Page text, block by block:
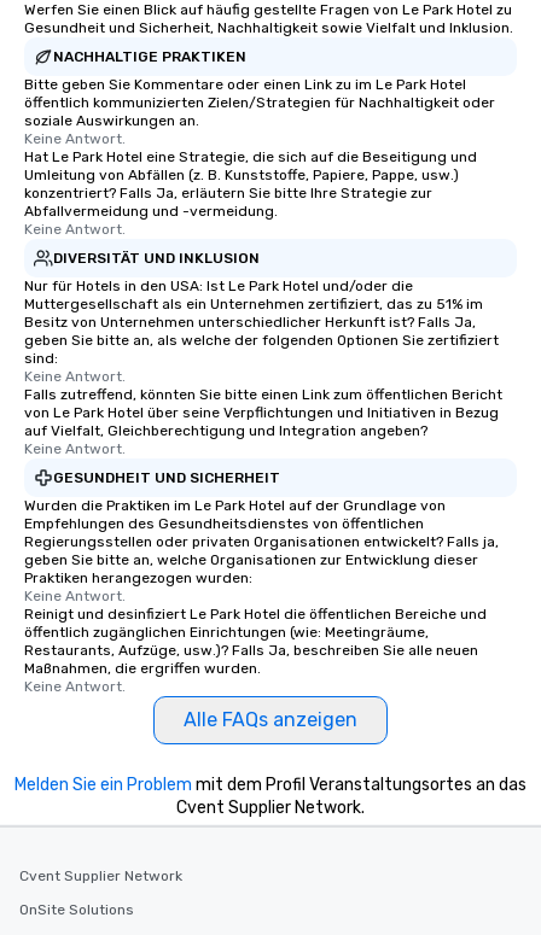
Werfen Sie einen Blick auf häufig gestellte Fragen von Le Park Hotel zu
Gesundheit und Sicherheit, Nachhaltigkeit sowie Vielfalt und Inklusion.
NACHHALTIGE PRAKTIKEN
Bitte geben Sie Kommentare oder einen Link zu im Le Park Hotel
öffentlich kommunizierten Zielen/Strategien für Nachhaltigkeit oder
soziale Auswirkungen an.
Keine Antwort.
Hat Le Park Hotel eine Strategie, die sich auf die Beseitigung und
Umleitung von Abfällen (z. B. Kunststoffe, Papiere, Pappe, usw.)
konzentriert? Falls Ja, erläutern Sie bitte Ihre Strategie zur
Abfallvermeidung und -vermeidung.
Keine Antwort.
DIVERSITÄT UND INKLUSION
Nur für Hotels in den USA: Ist Le Park Hotel und/oder die
Muttergesellschaft als ein Unternehmen zertifiziert, das zu 51% im
Besitz von Unternehmen unterschiedlicher Herkunft ist? Falls Ja,
geben Sie bitte an, als welche der folgenden Optionen Sie zertifiziert
sind:
Keine Antwort.
Falls zutreffend, könnten Sie bitte einen Link zum öffentlichen Bericht
von Le Park Hotel über seine Verpflichtungen und Initiativen in Bezug
auf Vielfalt, Gleichberechtigung und Integration angeben?
Keine Antwort.
GESUNDHEIT UND SICHERHEIT
Wurden die Praktiken im Le Park Hotel auf der Grundlage von
Empfehlungen des Gesundheitsdienstes von öffentlichen
Regierungsstellen oder privaten Organisationen entwickelt? Falls ja,
geben Sie bitte an, welche Organisationen zur Entwicklung dieser
Praktiken herangezogen wurden:
Keine Antwort.
Reinigt und desinfiziert Le Park Hotel die öffentlichen Bereiche und
öffentlich zugänglichen Einrichtungen (wie: Meetingräume,
Restaurants, Aufzüge, usw.)? Falls Ja, beschreiben Sie alle neuen
Maßnahmen, die ergriffen wurden.
Keine Antwort.
Alle FAQs anzeigen
Melden Sie ein Problem mit dem Profil Veranstaltungsortes an das
Cvent Supplier Network.
Cvent Supplier Network
OnSite Solutions